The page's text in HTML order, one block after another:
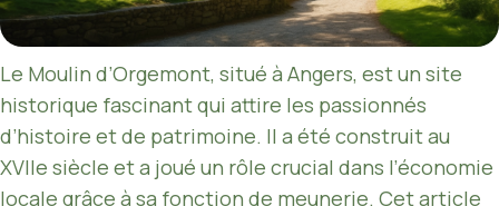
Le Moulin d’Orgemont, situé à Angers, est un site
historique fascinant qui attire les passionnés
d’histoire et de patrimoine. Il a été construit au
XVIIe siècle et a joué un rôle crucial dans l’économie
locale grâce à sa fonction de meunerie. Cet article